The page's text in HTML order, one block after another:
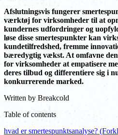
Afslutningsvis fungerer
værktøj for virksomheder til at
kundernes udfordringer og
løse disse smertespunkter kan
kundetilfredshed, fremme
bæredygtig vækst. At omfavne
for virksomheder at empatisere
deres tilbud og differentiere sig i
konkurrerende marked.
Written by Breakcold
Table of contents
hvad er smertespunktsanalyse?